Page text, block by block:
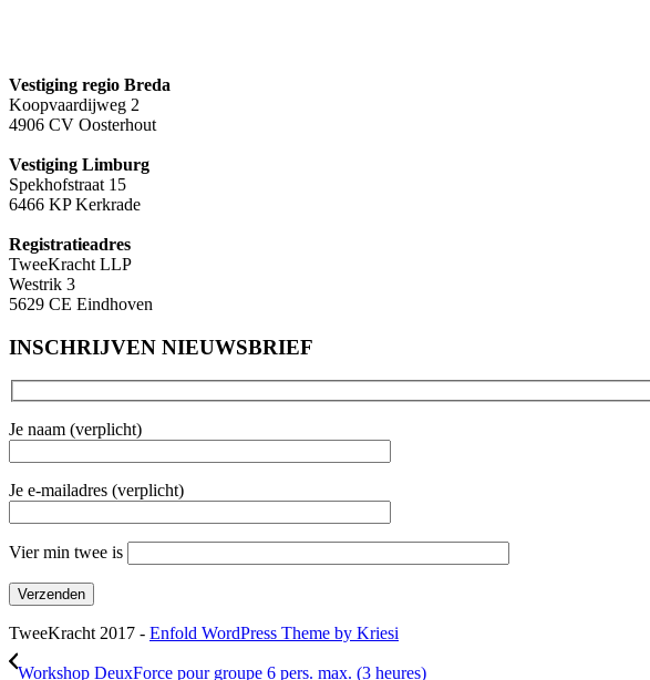
Vestiging regio Breda
Koopvaardijweg 2
4906 CV Oosterhout
Vestiging Limburg
Spekhofstraat 15
6466 KP Kerkrade
Registratieadres
TweeKracht LLP
Westrik 3
5629 CE Eindhoven
INSCHRIJVEN NIEUWSBRIEF
Je naam (verplicht)
Je e-mailadres (verplicht)
Vier min twee is
TweeKracht 2017 - Enfold WordPress Theme by Kriesi
Workshop DeuxForce pour groupe 6 pers. max. (3 heures)